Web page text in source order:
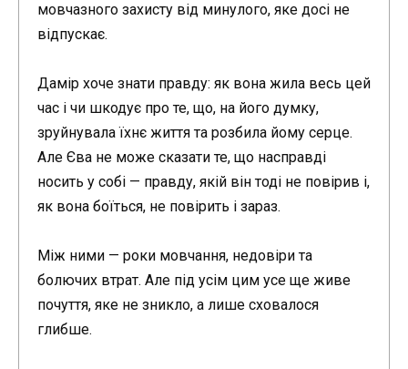
мовчазного захисту від минулого, яке досі не
відпускає.
Дамір хоче знати правду: як вона жила весь цей
час і чи шкодує про те, що, на його думку,
зруйнувала їхнє життя та розбила йому серце.
Але Єва не може сказати те, що насправді
носить у собі — правду, якій він тоді не повірив і,
як вона боїться, не повірить і зараз.
Між ними — роки мовчання, недовіри та
болючих втрат. Але під усім цим усе ще живе
почуття, яке не зникло, а лише сховалося
глибше.